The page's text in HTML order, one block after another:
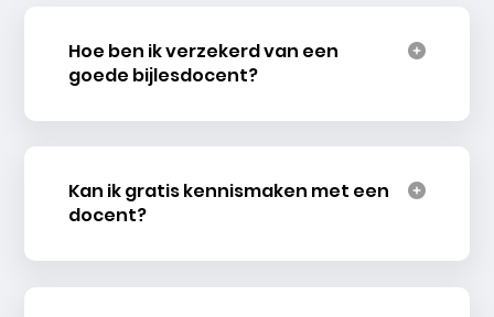
Hoe ben ik verzekerd van een
goede bijlesdocent?
Kan ik gratis kennismaken met een
docent?